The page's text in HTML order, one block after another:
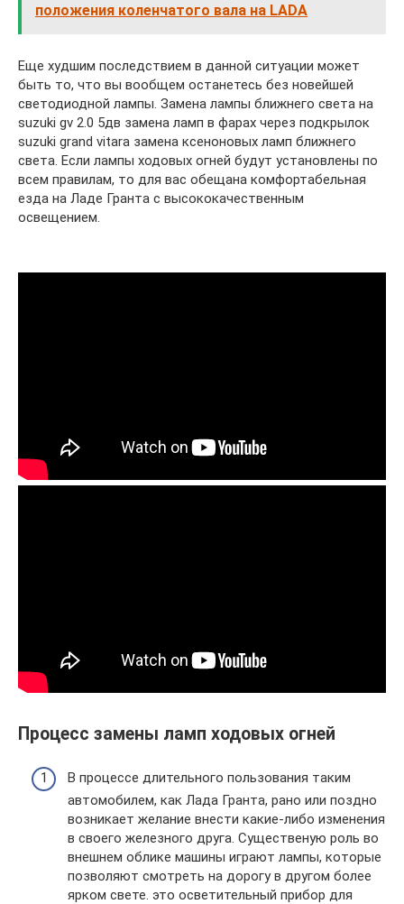
положения коленчатого вала на LADA
Еще худшим последствием в данной ситуации может
быть то, что вы вообщем останетесь без новейшей
светодиодной лампы. Замена лампы ближнего света на
suzuki gv 2.0 5дв замена ламп в фарах через подкрылок
suzuki grand vitara замена ксеноновых ламп ближнего
света. Если лампы ходовых огней будут установлены по
всем правилам, то для вас обещана комфортабельная
езда на Ладе Гранта с высококачественным
освещением.
Процесс замены ламп ходовых огней
В процессе длительного пользования таким
автомобилем, как Лада Гранта, рано или поздно
возникает желание внести какие-либо изменения
в своего железного друга. Существеную роль во
внешнем облике машины играют лампы, которые
позволяют смотреть на дорогу в другом более
ярком свете. это осветительный прибор для